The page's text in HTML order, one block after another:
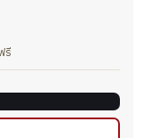
รี